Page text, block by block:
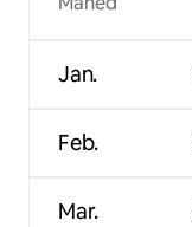
Jan.
Feb.
Mar.